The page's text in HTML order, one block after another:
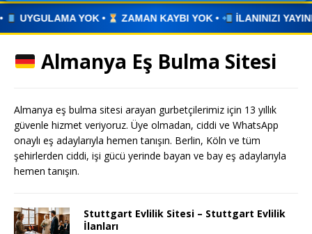
KAYBI YOK • İLANINIZI YAYINLAYIN • WHATSAPP
Almanya Eş Bulma Sitesi
Almanya eş bulma sitesi arayan gurbetçilerimiz için 13 yıllık
güvenle hizmet veriyoruz. Üye olmadan, ciddi ve WhatsApp
onaylı eş adaylarıyla hemen tanışın. Berlin, Köln ve tüm
şehirlerden ciddi, işi gücü yerinde bayan ve bay eş adaylarıyla
hemen tanışın.
Stuttgart Evlilik Sitesi – Stuttgart Evlilik
İlanları